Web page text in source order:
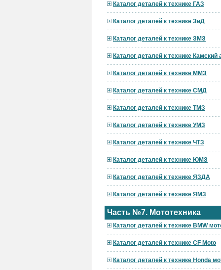
Каталог деталей к технике ГАЗ
Каталог деталей к технике ЗиД
Каталог деталей к технике ЗМЗ
Каталог деталей к технике Камский
Каталог деталей к технике ММЗ
Каталог деталей к технике СМД
Каталог деталей к технике ТМЗ
Каталог деталей к технике УМЗ
Каталог деталей к технике ЧТЗ
Каталог деталей к технике ЮМЗ
Каталог деталей к технике ЯЗДА
Каталог деталей к технике ЯМЗ
Часть №7. Мототехника
Каталог деталей к технике BMW
Каталог деталей к технике CF Moto
Каталог деталей к технике Honda